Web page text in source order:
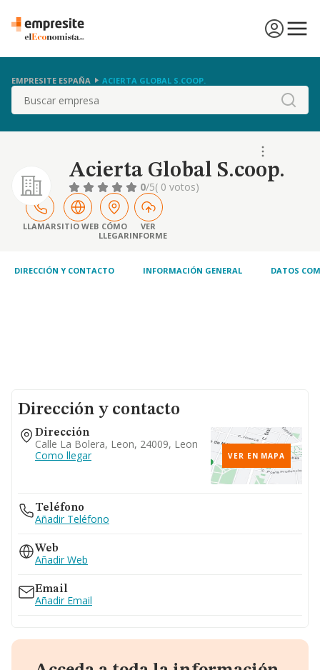
EMPRESITE ESPAÑA ACIERTA GLOBAL S.COOP.
Buscar
Acierta Global S.coop.
0/5( 0 votos)
LLAMARSITIO WEB CÓMO
LLEGAR
VER
INFORME
DIRECCIÓN Y CONTACTO INFORMACIÓN GENERAL DATOS
Dirección y contacto
Dirección
Calle La Bolera, Leon, 24009, Leon
Como llegar
VER EN MAPA
Teléfono
Añadir Teléfono
Web
Añadir Web
Email
Añadir Email